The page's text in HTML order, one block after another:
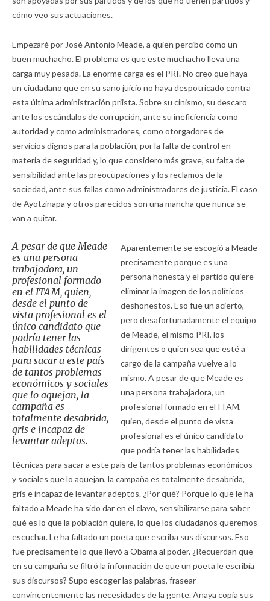
cómo veo sus actuaciones.
Empezaré por José Antonio Meade, a quien percibo como un
buen muchacho. El problema es que este muchacho lleva una
carga muy pesada. La enorme carga es el PRI. No creo que haya
un ciudadano que en su sano juicio no haya despotricado contra
esta última administración priista. Sobre su cinismo, su descaro
ante los escándalos de corrupción, ante su ineficiencia como
autoridad y como administradores, como otorgadores de
servicios dignos para la población, por la falta de control en
materia de seguridad y, lo que considero más grave, su falta de
sensibilidad ante las preocupaciones y los reclamos de la
sociedad, ante sus fallas como administradores de justicia. El caso
de Ayotzinapa y otros parecidos son una mancha que nunca se
van a quitar.
A pesar de que Meade
es una persona
trabajadora, un
profesional formado
en el ITAM, quien,
desde el punto de
vista profesional es el
único candidato que
podría tener las
habilidades técnicas
para sacar a este país
de tantos problemas
económicos y sociales
que lo aquejan, la
campaña es
totalmente desabrida,
gris e incapaz de
levantar adeptos.
Aparentemente se escogió a Meade
precisamente porque es una
persona honesta y el partido quiere
eliminar la imagen de los políticos
deshonestos. Eso fue un acierto,
pero desafortunadamente el equipo
de Meade, el mismo PRI, los
dirigentes o quien sea que esté a
cargo de la campaña vuelve a lo
mismo. A pesar de que Meade es
una persona trabajadora, un
profesional formado en el ITAM,
quien, desde el punto de vista
profesional es el único candidato
que podría tener las habilidades
técnicas para sacar a este país de tantos problemas económicos
y sociales que lo aquejan, la campaña es totalmente desabrida,
gris e incapaz de levantar adeptos. ¿Por qué? Porque lo que le ha
faltado a Meade ha sido dar en el clavo, sensibilizarse para saber
qué es lo que la población quiere, lo que los ciudadanos queremos
escuchar. Le ha faltado un poeta que escriba sus discursos. Eso
fue precisamente lo que llevó a Obama al poder. ¿Recuerdan que
en su campaña se filtró la información de que un poeta le escribía
sus discursos? Supo escoger las palabras, frasear
convincentemente las necesidades de la gente. Anaya copia sus